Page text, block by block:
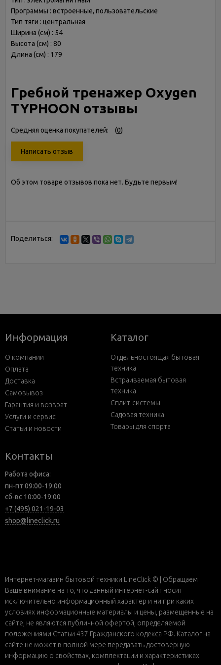
Программы : встроенные, пользовательские
Тип тяги : центральная
Ширина (см) : 54
Высота (см) : 80
Длина (см) : 179
Гребной тренажер Oxygen
TYPHOON отзывы
Средняя оценка покупателей: (0)
Написать отзыв
Об этом товаре отзывов пока нет. Будьте первым!
Поделиться:
Информация
О компании
Оплата
Доставка
Самовывоз
Гарантия и возврат
Услуги и сервис
Статьи и новости
Каталог
Отдельностоящая бытовая
техника
Встраиваемая бытовая
техника
Сплит-системы
Садовая техника
Товары для спорта
Контакты
Работа офиса:
пн-пт 09:00-19:00
сб-вс 10:00-19:00
+7 (495) 021-19-03
shop@lineclick.ru
Интернет-магазин бытовой техники LineClick © | Обращаем
Ваше внимание на то, что данный интернет-сайт носит
исключительно информационный характер и ни при каких
условиях информационные материалы и цены, размещенные на
сайте, не являются публичной офертой, определяемой
положениями Статьи 437 Гражданского кодекса РФ. Каталог на
сайте не может в полной мере передавать достоверную
информацию о свойствах, комплектации и характеристиках